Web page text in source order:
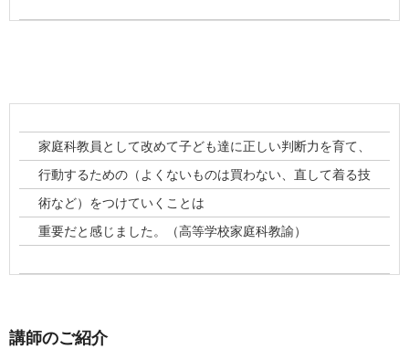
家庭科教員として改めて子ども達に正しい判断力を育て、
行動するための（よくないものは買わない、直して着る技
術など）をつけていくことは
重要だと感じました。（高等学校家庭科教諭）
講師のご紹介